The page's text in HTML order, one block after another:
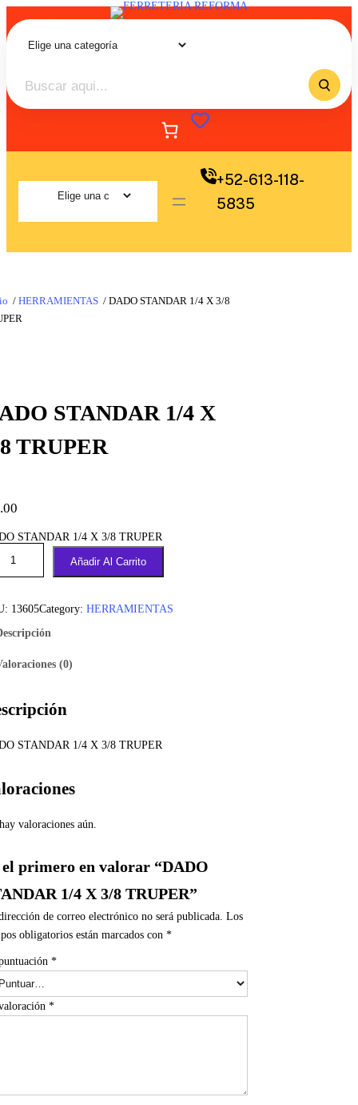
+52-613-118-
5835
/ HERRAMIENTAS / DADO STANDAR 1/4 X 3/8
STANDAR 1/4 X
TRUPER
STANDAR 1/4 X 3/8 TRUPER
Añadir Al Carrito
13605Category: HERRAMIENTAS
(0)
STANDAR 1/4 X 3/8 TRUPER
valoraciones aún.
el primero en valorar “DADO
1/4 X 3/8 TRUPER”
de correo electrónico no será publicada. Los
obligatorios están marcados con *
*
*